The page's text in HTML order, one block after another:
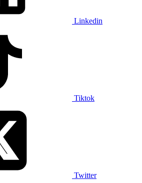
Linkedin
Tiktok
Twitter